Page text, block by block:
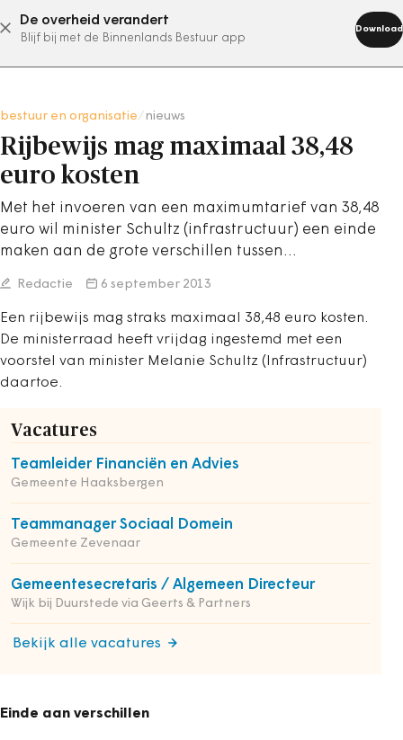
De overheid verandert
Blijf bij met de Binnenlands Bestuur app
Download
abonneer nu
bestuur en organisatie nieuws
Rijbewijs mag maximaal 38,48
euro kosten
Met het invoeren van een maximumtarief van 38,48
euro wil minister Schultz (infrastructuur) een einde
maken aan de grote verschillen tussen…
Redactie 6 september 2013
Een rijbewijs mag straks maximaal 38,48 euro kosten.
De ministerraad heeft vrijdag ingestemd met een
voorstel van minister Melanie Schultz (Infrastructuur)
daartoe.
Vacatures
Teamleider Financiën en Advies
Gemeente Haaksbergen
Teammanager Sociaal Domein
Gemeente Zevenaar
Gemeentesecretaris / Algemeen Directeur
Wijk bij Duurstede via Geerts & Partners
Bekijk alle vacatures
Einde aan verschillen